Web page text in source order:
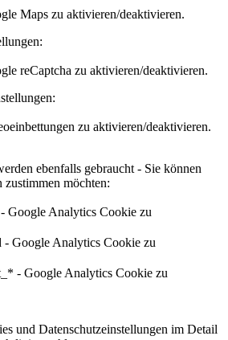
Maps zu aktivieren/deaktivieren.
reCaptcha zu aktivieren/deaktivieren.
zu aktivieren/deaktivieren.
ebenfalls gebraucht - Sie können
zustimmen möchten:
Google Analytics Cookie zu
Google Analytics Cookie zu
- Google Analytics Cookie zu
und Datenschutzeinstellungen im Detail